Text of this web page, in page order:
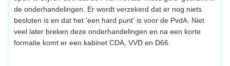
de onderhandelingen. Er wordt verzekerd dat er nog niets
besloten is en dat het 'een hard punt' is voor de PvdA. Niet
veel later breken deze onderhandelingen en na een korte
formatie komt er een kabinet CDA, VVD en D66.